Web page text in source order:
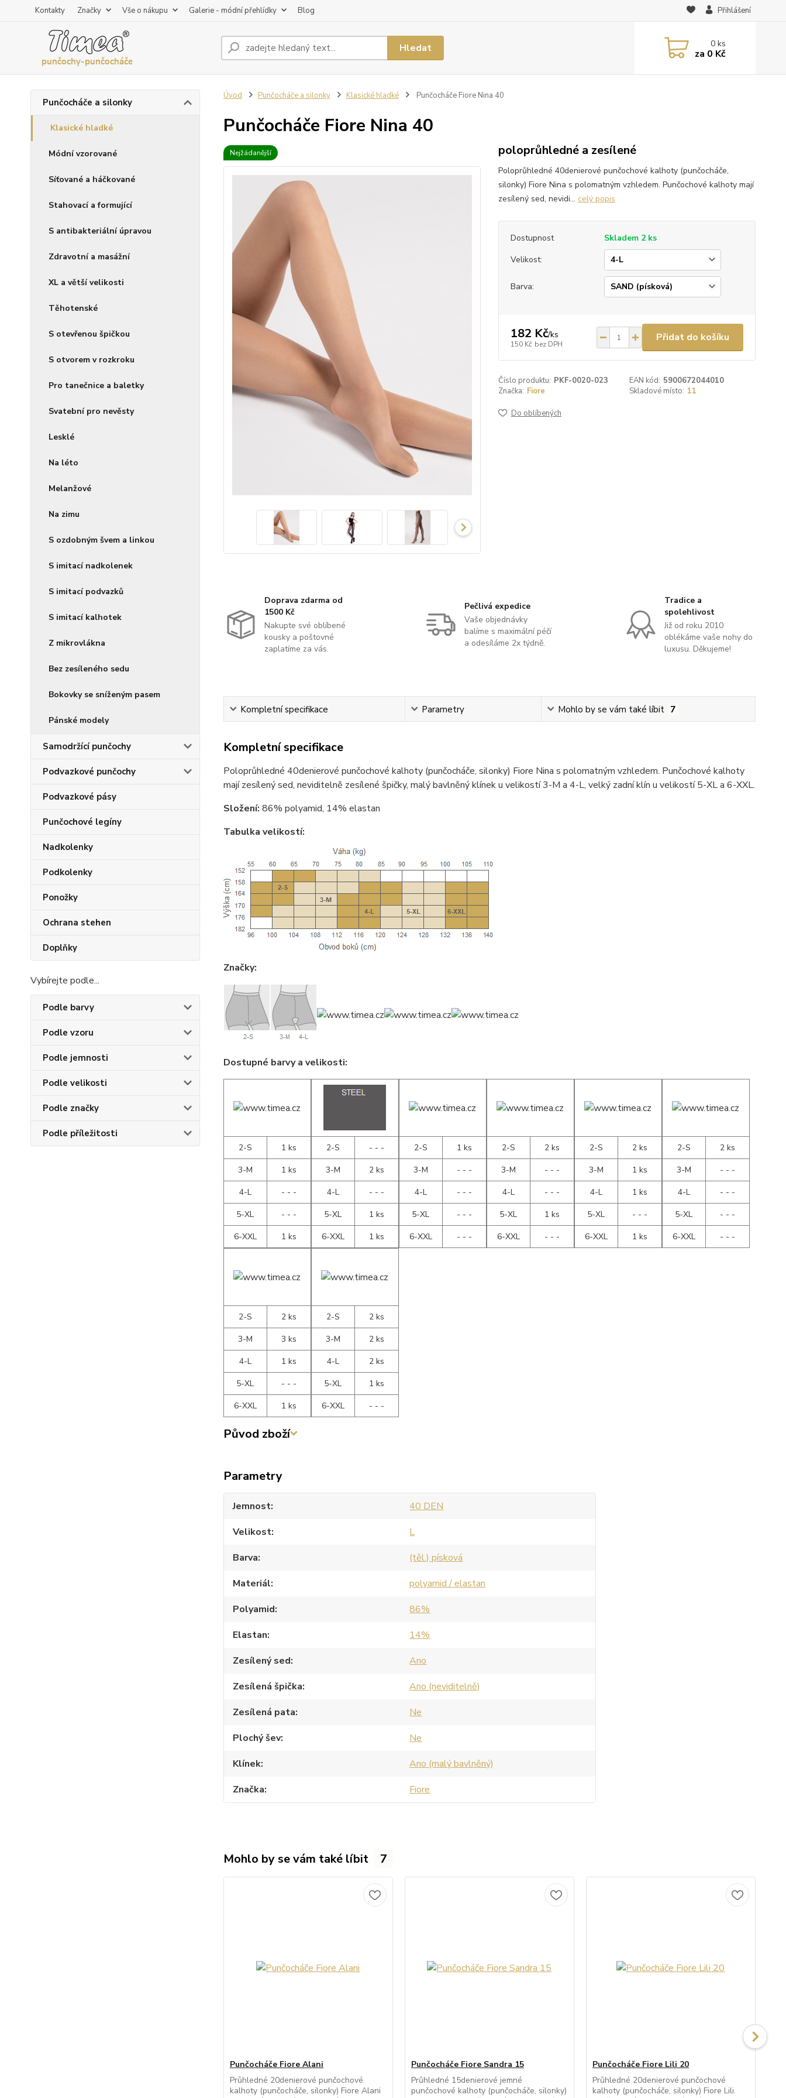
Kontakty Značky Vše o nákupu Galerie - módní přehlídky Blog Přihlášení
Hledat 0ks
za 0 Kč
Punčocháče a silonky
Klasické hladké
Módní vzorované
Síťované a háčkované
Stahovací a formující
S antibakteriální úpravou
Zdravotní a masážní
XL a větší velikosti
Těhotenské
S otevřenou špičkou
S otvorem v rozkroku
Pro tanečnice a baletky
Svatební pro nevěsty
Lesklé
Na léto
Melanžové
Na zimu
S ozdobným švem a linkou
S imitací nadkolenek
S imitací podvazků
S imitací kalhotek
Z mikrovlákna
Bez zesíleného sedu
Bokovky se sníženým pasem
Pánské modely
Samodržící punčochy
Podvazkové punčochy
Podvazkové pásy
Punčochové legíny
Nadkolenky
Podkolenky
Ponožky
Ochrana stehen
Doplňky
Vybírejte podle...
Podle barvy
Podle vzoru
Podle jemnosti
Podle velikosti
Podle značky
Podle příležitosti
Úvod Punčocháče a silonky Klasické hladké Punčocháče Fiore Nina 40
Punčocháče Fiore Nina 40
Nejžádanější poloprůhledné a zesílené
Poloprůhledné 40denierové punčochové kalhoty (punčocháče,
silonky) Fiore Nina s polomatným vzhledem. Punčochové kalhoty mají
zesílený sed, nevidi... celý popis
Dostupnost
Skladem 2 ks
Velikost:
Barva:
182 Kč/ks
150 Kč bez DPH
Přidat do košíku
Číslo produktu: PKF-0020-023 EAN kód: 5900672044010
Značka: Fiore Skladové místo: 11
Do oblíbených
Doprava zdarma od
1500 Kč
Nakupte své oblíbené
kousky a poštovné
zaplatíme za vás.
Pečlivá expedice
Vaše objednávky
balíme s maximální péčí
a odesíláme 2x týdně.
Tradice a
spolehlivost
Již od roku 2010
oblékáme vaše nohy do
luxusu. Děkujeme!
Kompletní specifikace Parametry Mohlo by se vám také líbit 7
Kompletní specifikace
Poloprůhledné 40denierové punčochové kalhoty (punčocháče, silonky) Fiore Nina s polomatným vzhledem. Punčochové kalhoty
mají zesílený sed, neviditelně zesílené špičky, malý bavlněný klínek u velikostí 3-M a 4-L, velký zadní klín u velikostí 5-XL a 6-XXL.
Složení: 86% polyamid, 14% elastan
Tabulka velikostí:
Značky:
Dostupné barvy a velikosti:
2-S
1 ks
3-M
1 ks
4-L
- - -
5-XL
- - -
6-XXL
1 ks
2-S
- - -
3-M
2 ks
4-L
- - -
5-XL
1 ks
6-XXL
1 ks
2-S
1 ks
3-M
- - -
4-L
- - -
5-XL
- - -
6-XXL
- - -
2-S
2 ks
3-M
- - -
4-L
- - -
5-XL
1 ks
6-XXL
- - -
2-S
2 ks
3-M
1 ks
4-L
1 ks
5-XL
- - -
6-XXL
1 ks
2-S
2 ks
3-M
- - -
4-L
- - -
5-XL
- - -
6-XXL
- - -
2-S
2 ks
3-M
3 ks
4-L
1 ks
5-XL
- - -
6-XXL
1 ks
2-S
2 ks
3-M
2 ks
4-L
2 ks
5-XL
1 ks
6-XXL
- - -
Původ zboží
Parametry
Jemnost
40 DEN
Velikost
L
Barva
(těl.) písková
Materiál
polyamid / elastan
Polyamid
86%
Elastan
14%
Zesílený sed
Ano
Zesílená špička
Ano (neviditelně)
Zesílená pata
Ne
Plochý šev
Ne
Klínek
Ano (malý bavlněný)
Značka
Fiore
Mohlo by se vám také líbit 7
Punčocháče Fiore Alani
Průhledné 20denierové punčochové
kalhoty (punčocháče, silonky) Fiore Alani
Punčocháče Fiore Sandra 15
Průhledné 15denierové jemné
punčochové kalhoty (punčocháče, silonky)
Punčocháče Fiore Lili 20
Průhledné 20denierové punčochové
kalhoty (punčocháče, silonky) Fiore Lili.